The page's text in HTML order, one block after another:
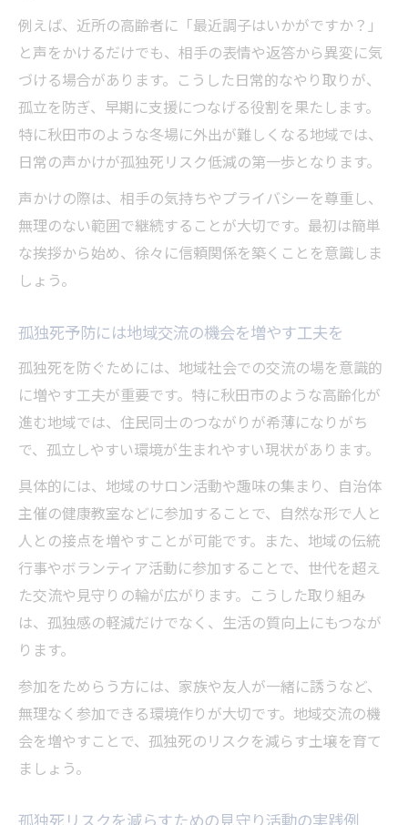
例えば、近所の高齢者に「最近調子はいかがですか？」
と声をかけるだけでも、相手の表情や返答から異変に気
づける場合があります。こうした日常的なやり取りが、
孤立を防ぎ、早期に支援につなげる役割を果たします。
特に秋田市のような冬場に外出が難しくなる地域では、
日常の声かけが孤独死リスク低減の第一歩となります。
声かけの際は、相手の気持ちやプライバシーを尊重し、
無理のない範囲で継続することが大切です。最初は簡単
な挨拶から始め、徐々に信頼関係を築くことを意識しま
しょう。
孤独死予防には地域交流の機会を増やす工夫を
孤独死を防ぐためには、地域社会での交流の場を意識的
に増やす工夫が重要です。特に秋田市のような高齢化が
進む地域では、住民同士のつながりが希薄になりがち
で、孤立しやすい環境が生まれやすい現状があります。
具体的には、地域のサロン活動や趣味の集まり、自治体
主催の健康教室などに参加することで、自然な形で人と
人との接点を増やすことが可能です。また、地域の伝統
行事やボランティア活動に参加することで、世代を超え
た交流や見守りの輪が広がります。こうした取り組み
は、孤独感の軽減だけでなく、生活の質向上にもつなが
ります。
参加をためらう方には、家族や友人が一緒に誘うなど、
無理なく参加できる環境作りが大切です。地域交流の機
会を増やすことで、孤独死のリスクを減らす土壌を育て
ましょう。
孤独死リスクを減らすための見守り活動の実践例